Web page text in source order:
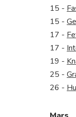
15 -
15 -
17 -
17 -
19 -
25 -
26 -